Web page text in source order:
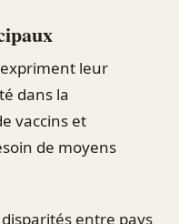
leur
dans la
vaccins et
de moyens
disparités entre pays